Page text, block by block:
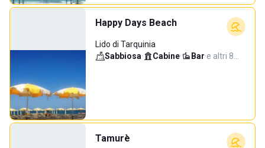
Happy Days Beach
Lido di Tarquinia
Sabbiosa· Cabine· Bar·e altri 8…
Tamurè